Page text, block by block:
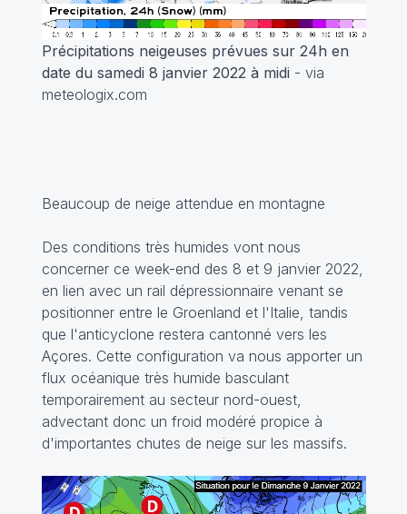
Précipitations neigeuses prévues sur 24h en
date du samedi 8 janvier 2022 à midi - via
meteologix.com
Beaucoup de neige attendue en montagne
Des conditions très humides vont nous
concerner ce week-end des 8 et 9 janvier 2022,
en lien avec un rail dépressionnaire venant se
positionner entre le Groenland et l'Italie, tandis
que l'anticyclone restera cantonné vers les
Açores. Cette configuration va nous apporter un
flux océanique très humide basculant
temporairement au secteur nord-ouest,
advectant donc un froid modéré propice à
d'importantes chutes de neige sur les massifs.